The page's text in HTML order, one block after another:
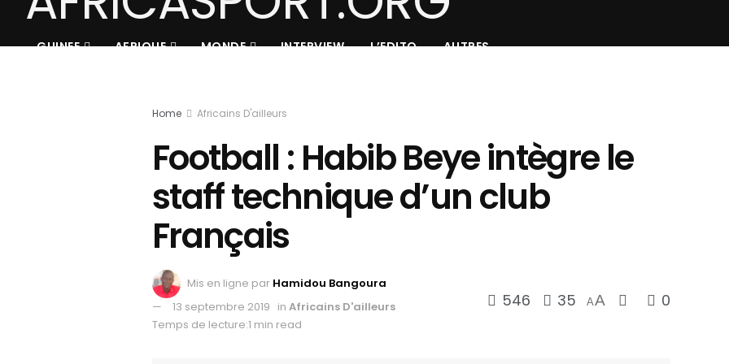
GUINEE AFRIQUE MONDE INTERVIEW L’EDITO AUTRES
Home Africains D'ailleurs
Football : Habib Beye intègre le
staff technique d’un club
Français
Mis en ligne par Hamidou Bangoura
13 septembre 2019 in Africains D'ailleurs
Temps de lecture:1 min read
546 35 AA 0